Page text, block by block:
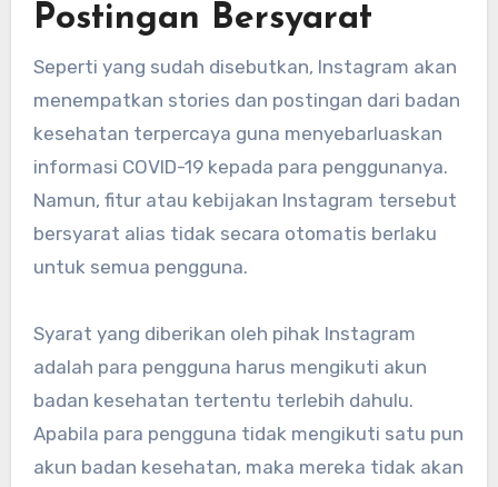
Postingan Bersyarat
Seperti yang sudah disebutkan, Instagram akan
menempatkan stories dan postingan dari badan
kesehatan terpercaya guna menyebarluaskan
informasi COVID-19 kepada para penggunanya.
Namun, fitur atau kebijakan Instagram tersebut
bersyarat alias tidak secara otomatis berlaku
untuk semua pengguna.
Syarat yang diberikan oleh pihak Instagram
adalah para pengguna harus mengikuti akun
badan kesehatan tertentu terlebih dahulu.
Apabila para pengguna tidak mengikuti satu pun
akun badan kesehatan, maka mereka tidak akan